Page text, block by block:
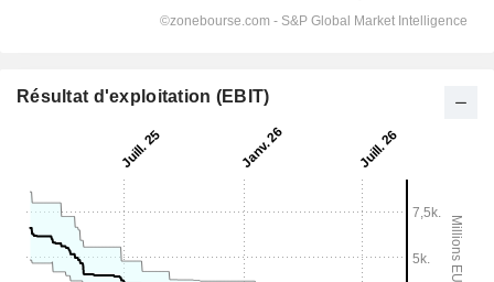
Résultat d'exploitation (EBIT)